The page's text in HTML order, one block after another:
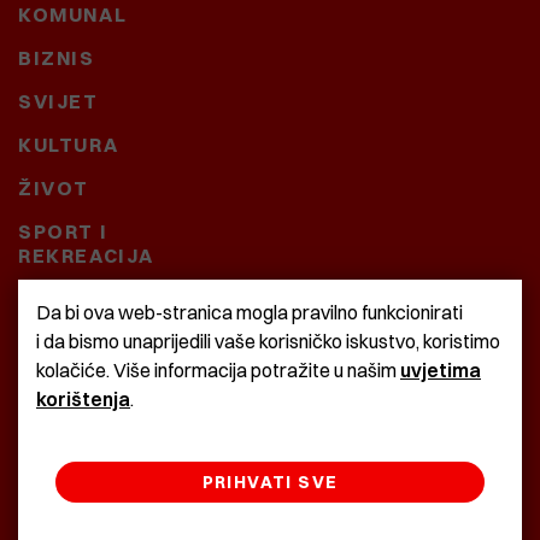
KOMUNAL
BIZNIS
SVIJET
KULTURA
ŽIVOT
SPORT I
REKREACIJA
BAŠTARDINI I PRAVI
KRASNA ZEMLJA
Da bi ova web-stranica mogla pravilno funkcionirati
i da bismo unaprijedili vaše korisničko iskustvo, koristimo
kolačiće. Više informacija potražite u našim uvjetima
korištenja.
PRIHVATI SVE